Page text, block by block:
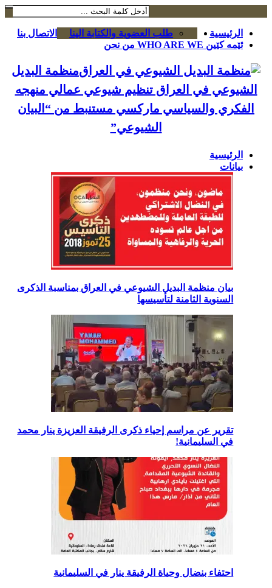
الرئيسية الاتصال بنا
طلب العضوية والكتابة الينا
ئێمە کێین WHO ARE WE من نحن
منظمة البديل
الشيوعي في العراق تنظيم شيوعي عمالي منهجه
الفكري والسياسي ماركسي مستنبط من “البيان
الشيوعي”
الرئيسية
بيانات
بيان منظمة البديل الشيوعي في العراق بمناسبة الذكرى
السنوية الثامنة لتأسيسها
تقرير عن مراسم إحياء ذكرى الرفيقة العزيزة ينار محمد
في السليمانية!
احتفاء بنضال وحياة الرفيقة ينار في السليمانية